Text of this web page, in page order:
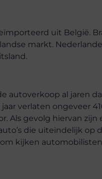
uit België.
markt.
autoverkoop al jaren
verlaten ongeveer
Als gevolg hiervan zijn
die uiteindelijk op
kijken